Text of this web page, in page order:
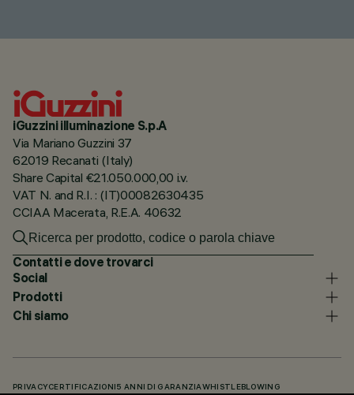
iGuzzini illuminazione S.p.A
Via Mariano Guzzini 37
62019 Recanati (Italy)
Share Capital €21.050.000,00 i.v.
VAT N. and R.I. : (IT)00082630435
CCIAA Macerata, R.E.A. 40632
Contatti e dove trovarci
Social
Prodotti
Chi siamo
PRIVACY CERTIFICAZIONI 5 ANNI DI GARANZIAWHISTLEBLOWING